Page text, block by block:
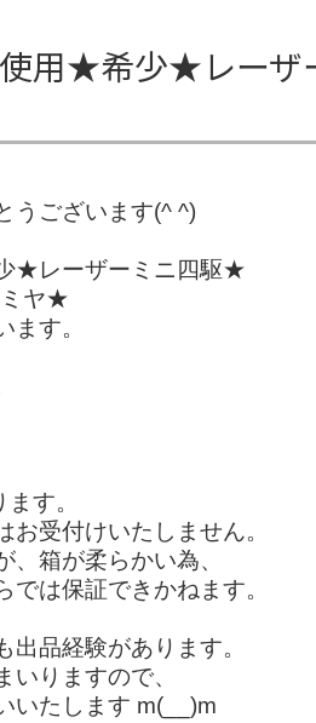
用★希少★レーザ
うございます(^ ^)
★レーザーミニ四駆★
ヤ★
す。
す。
受付けいたしません。
箱が柔らかい為、
は保証できかねます。
品経験があります。
りますので、
いたします m(__)m